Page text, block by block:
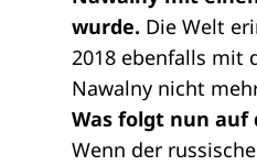
wurde. Die Welt
2018 ebenfalls mit
Nawalny nicht
Was folgt nun auf
Wenn der